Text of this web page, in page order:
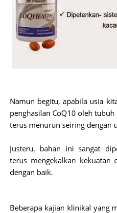
Namun begitu, apabila usia
penghasilan CoQ10 oleh
terus menurun seiring dengan
Justeru, bahan ini sangat
terus mengekalkan
dengan baik.
Beberapa kajian klinikal yang